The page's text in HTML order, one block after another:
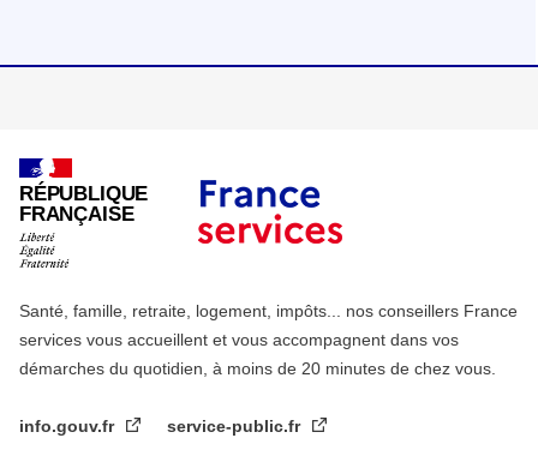
RÉPUBLIQUE
FRANÇAISE
Santé, famille, retraite, logement, impôts... nos conseillers France
services vous accueillent et vous accompagnent dans vos
démarches du quotidien, à moins de 20 minutes de chez vous.
info.gouv.fr service-public.fr